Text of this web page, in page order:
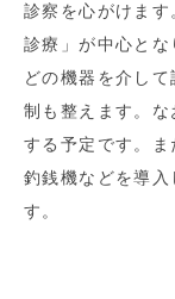
診察を心がけま
診療」が中心と
どの機器を介し
制も整えます。
する予定です。
釣銭機などを導
す。